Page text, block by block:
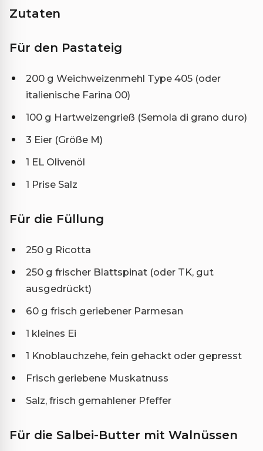
Zutaten
Für den Pastateig
200 g Weichweizenmehl Type 405 (oder
italienische Farina 00)
100 g Hartweizengrieß (Semola di grano duro)
3 Eier (Größe M)
1 EL Olivenöl
1 Prise Salz
Für die Füllung
250 g Ricotta
250 g frischer Blattspinat (oder TK, gut
ausgedrückt)
60 g frisch geriebener Parmesan
1 kleines Ei
1 Knoblauchzehe, fein gehackt oder gepresst
Frisch geriebene Muskatnuss
Salz, frisch gemahlener Pfeffer
Für die Salbei-Butter mit Walnüssen